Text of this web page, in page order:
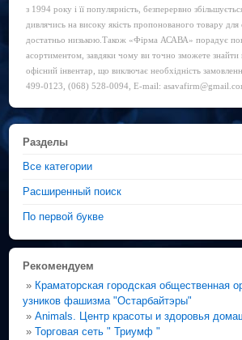
з 1994 року і її популярність, безперервно
дивлячись на високу якість пропонованого товару для
достатньо низькою.Також «Фірма АСАВА» порадує
асортиментом, завдяки чому ви точно зможете знайти
офісний інвентар, що виключає необхідність
499-0123, (068) 528-0094, E-mail:
Разделы
Все категории
Расширенный поиск
По первой букве
Рекомендуем
» Краматорская городская общественная
узников фашизма "Остарбайтэры"
»Animals. Центр красоты и здоровья
»Торговая сеть " Триумф "